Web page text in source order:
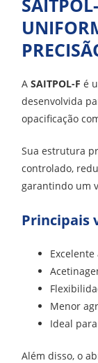
ASAITPOL-F é
desenvolvida
opacificação
Sua estrutura
controlado,
garantindo um
Principais
Menor
Ideal
Além disso, o